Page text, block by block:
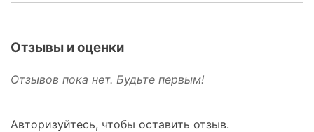
Отзывы и оценки
Отзывов пока нет. Будьте первым!
Авторизуйтесь, чтобы оставить отзыв.